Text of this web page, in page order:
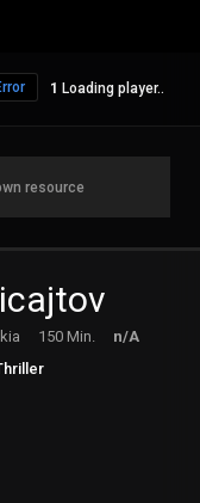
Loading player..
resource
150 Min.
n/A